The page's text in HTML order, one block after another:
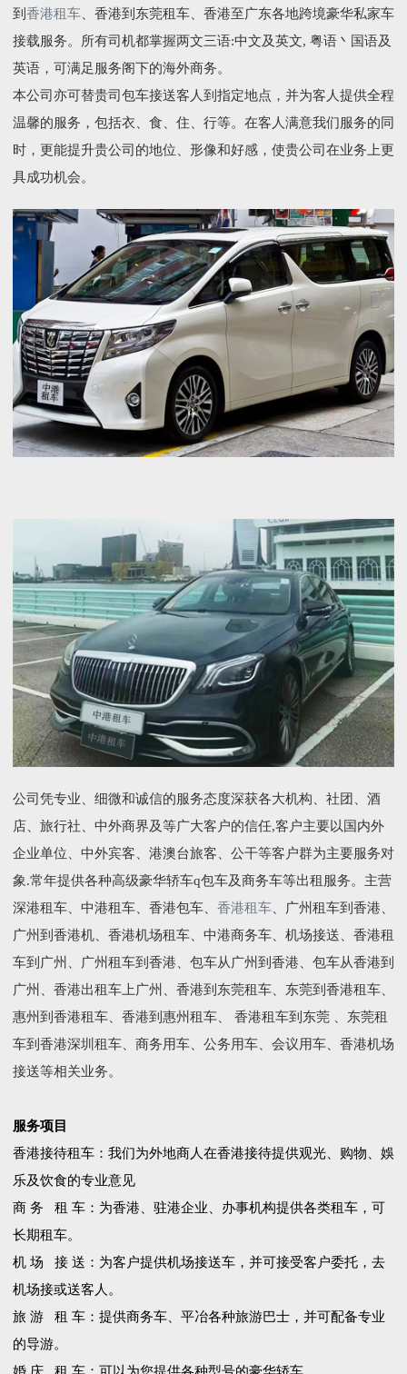
到 香港租车、香港到东莞租车、香港至广东各地跨境豪华私家车
接载服务。所有司机都掌握两文三语:中文及英文, 粤语丶国语及
英语，可满足服务阁下的海外商务。
本公司亦可替贵司包车接送客人到指定地点，并为客人提供全程
温馨的服务，包括衣、食、住、行等。在客人满意我们服务的同
时，更能提升贵公司的地位、形像和好感，使贵公司在业务上更
具成功机会。
公司凭专业、细微和诚信的服务态度深获各大机构、社团、酒
店、旅行社、中外商界及等广大客户的信任,客户主要以国内外
企业单位、中外宾客、港澳台旅客、公干等客户群为主要服务对
象.常年提供各种高级豪华轿车q包车及商务车等出租服务。主营
深港租车、中港租车、香港包车、 香港租车、广州租车到香港、
广州到香港机、香港机场租车、中港商务车、机场接送、香港租
车到广州、广州租车到香港、包车从广州到香港、包车从香港到
广州、香港出租车上广州、香港到东莞租车、东莞到香港租车、
惠州到香港租车、香港到惠州租车、 香港租车到东莞 、东莞租
车到香港深圳租车、商务用车、公务用车、会议用车、香港机场
接送等相关业务。
服务项目
香港接待租车：我们为外地商人在香港接待提供观光、购物、娛
乐及饮食的专业意见
商 务 租 车：为香港、驻港企业、办事机构提供各类租车，可
长期租车。
机 场 接 送：为客户提供机场接送车，并可接受客户委托，去
机场接或送客人。
旅 游 租 车：提供商务车、平冶各种旅游巴士，并可配备专业
的导游。